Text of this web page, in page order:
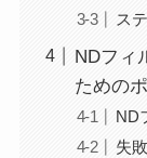
ス
NDフィ
ための
ND
失